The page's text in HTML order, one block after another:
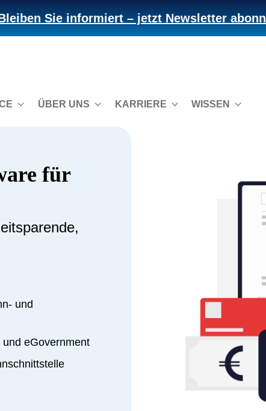
Sie informiert – jetzt Newsletter
ÜBER UNS KARRIERE WISSEN
für
und
eGovernment